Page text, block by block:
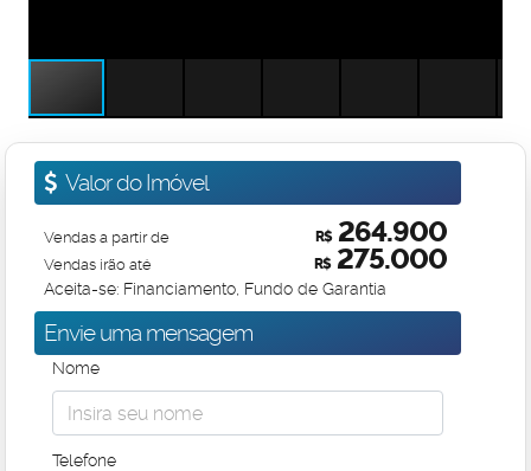
Valor do Imóvel
R$264.900
Vendas a partir de
R$275.000
Vendas irão até
Aceita-se: Financiamento, Fundo de Garantia
Envie uma mensagem
Nome
Telefone